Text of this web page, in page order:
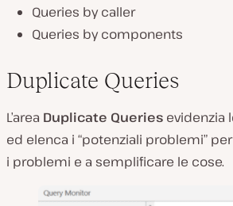
Queries by caller
Queries by components
Duplicate Queries
L’area Duplicate Queries evidenzia
ed elenca i “potenziali problemi”
i problemi e a semplificare le cose.